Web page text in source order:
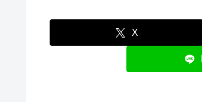
X